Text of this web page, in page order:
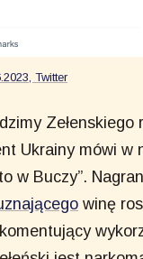
Twitter
Zełenskiego
Ukrainy mówi w
w Buczy”.
winę